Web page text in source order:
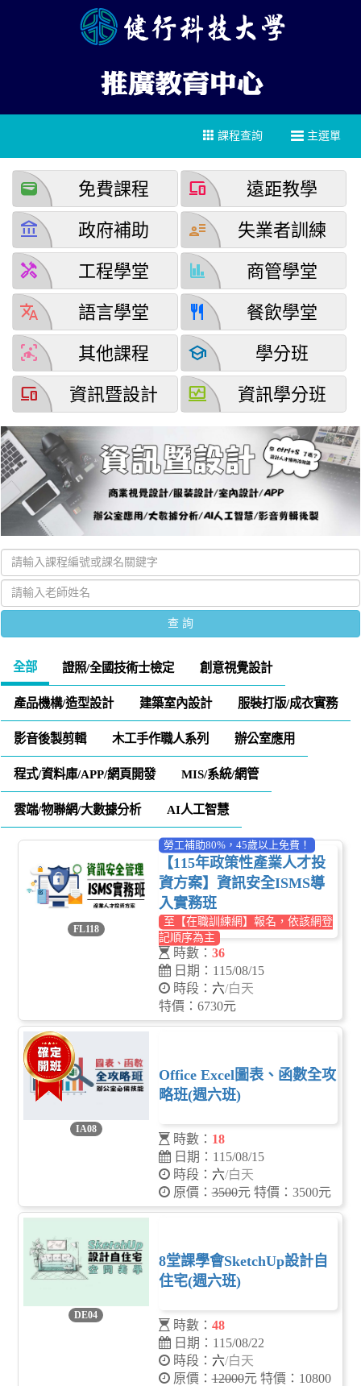
主選單
課程查詢
wallet 免費課程 devices 遠距教學
account_balance 政府補助 user_attributes 失業者訓練
handyman 工程學堂 finance 商管學堂
translate 語言學堂 restaurant 餐飲學堂
detection_and_zone 其他課程 school 學分班
devices 資訊暨設計 browse_activity 資訊學分班
全部 證照/全國技術士檢定 創意視覺設計
產品機構/造型設計 建築室內設計 服裝打版/成衣實務
影音後製剪輯 木工手作職人系列 辦公室應用
程式/資料庫/APP/網頁開發 MIS/系統/網管
雲端/物聯網/大數據分析 AI人工智慧
FL118
勞工補助80%，45歲以上免費！
【115年政策性產業人才投
資方案】資訊安全ISMS導
入實務班
至【在職訓練網】報名，依該網登
記順序為主
時數： 36
日期：115/08/15
時段： 六/白天
特價：6730元
IA08
Office Excel圖表、函數全攻
略班(週六班)
時數： 18
日期：115/08/15
時段： 六/白天
原價：3500元 特價：3500元
DE04
8堂課學會SketchUp設計自
住宅(週六班)
時數： 48
日期：115/08/22
時段： 六/白天
原價：12000元 特價：10800